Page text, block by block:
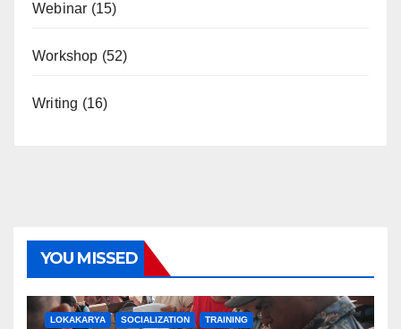
Webinar (15)
Workshop (52)
Writing (16)
YOU MISSED
LOKAKARYA SOCIALIZATION TRAINING